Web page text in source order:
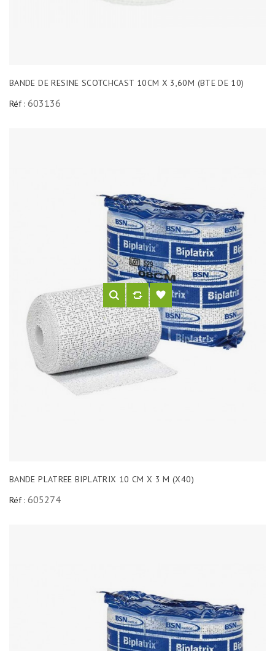
BANDE DE RESINE SCOTCHCAST 10CM X 3,60M (BTE DE 10)
Réf : 603136
BANDE PLATREE BIPLATRIX 10 CM X 3 M (X40)
Réf : 605274